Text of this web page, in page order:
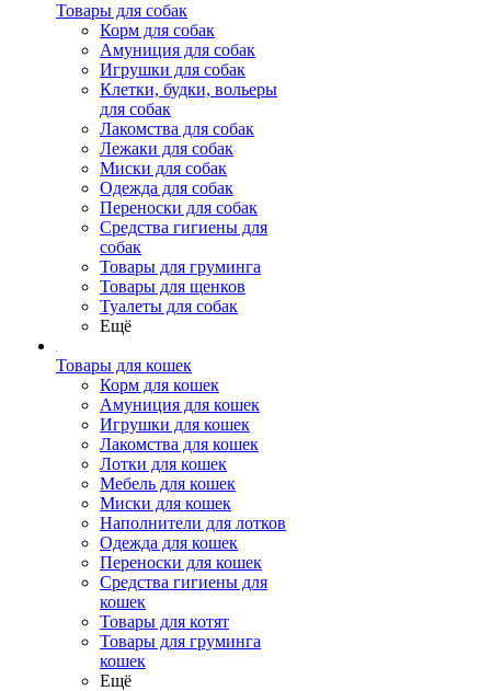
Товары для собак
Корм для собак
Амуниция для собак
Игрушки для собак
Клетки, будки, вольеры
для собак
Лакомства для собак
Лежаки для собак
Миски для собак
Одежда для собак
Переноски для собак
Средства гигиены для
собак
Товары для груминга
Товары для щенков
Туалеты для собак
Ещё
Товары для кошек
Корм для кошек
Амуниция для кошек
Игрушки для кошек
Лакомства для кошек
Лотки для кошек
Мебель для кошек
Миски для кошек
Наполнители для лотков
Одежда для кошек
Переноски для кошек
Средства гигиены для
кошек
Товары для котят
Товары для груминга
кошек
Ещё